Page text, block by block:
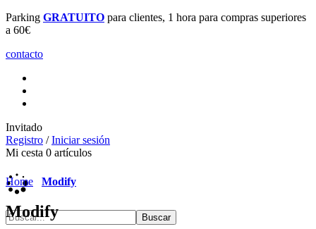
Parking GRATUITO para clientes, 1 hora para compras superiores
a 60€
contacto
Invitado
Registro /Iniciar sesión
Mi cesta 0 artículos
Home Modify
Modify